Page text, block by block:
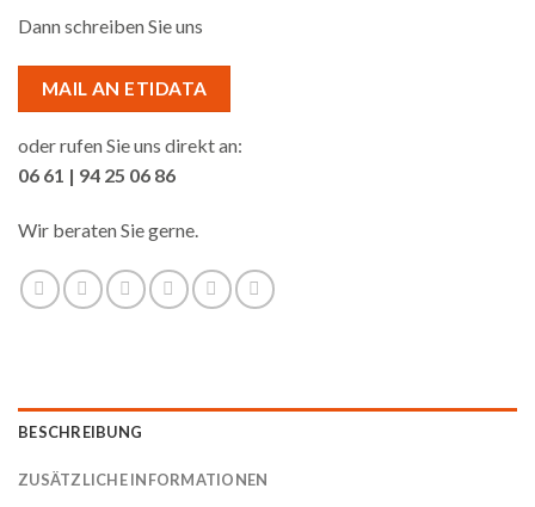
Dann schreiben Sie uns
MAIL AN ETIDATA
oder rufen Sie uns direkt an:
06 61 | 94 25 06 86
Wir beraten Sie gerne.
BESCHREIBUNG
ZUSÄTZLICHE INFORMATIONEN